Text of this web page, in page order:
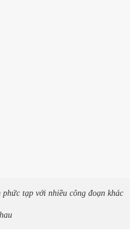
tạp với nhiều công đoạn khác